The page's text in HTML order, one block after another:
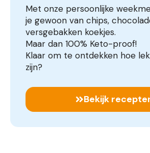
Met onze persoonlijke
je gewoon van chips,
versgebakken koekjes.
Maar dan 100% Keto-proof!
Klaar om te ontdekken hoe
zijn?
Bekijk